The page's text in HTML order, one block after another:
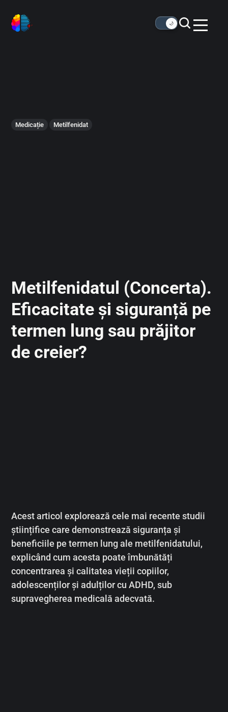
🌙
Medicație Metilfenidat
Metilfenidatul (Concerta).
Eficacitate și siguranță pe
termen lung sau prăjitor
de creier?
Acest articol explorează cele mai recente studii
științifice care demonstrează siguranța și
beneficiile pe termen lung ale metilfenidatului,
explicând cum acesta poate îmbunătăți
concentrarea și calitatea vieții copiilor,
adolescenților și adulților cu ADHD, sub
supravegherea medicală adecvată.